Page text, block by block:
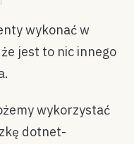
wykonać w
jest to nic innego
wykorzystać
dotnet-